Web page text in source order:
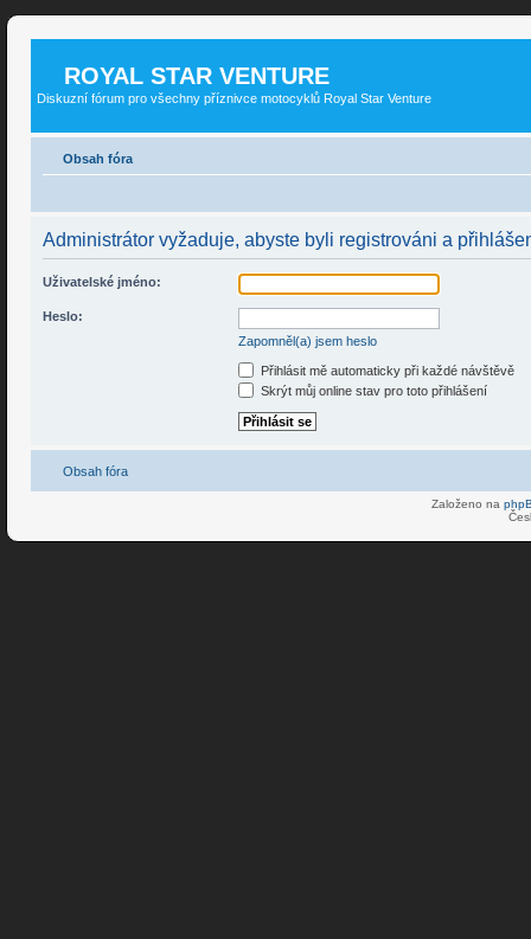
ROYAL STAR VENTURE
Diskuzní fórum pro všechny příznivce motocyklů Royal Star Venture
Obsah fóra
Administrátor vyžaduje, abyste byli registrováni a
Uživatelské jméno:
Heslo:
Zapomněl(a) jsem heslo
Přihlásit mě automaticky při každé návštěvě
Skrýt můj online stav pro toto přihlášení
Obsah fóra
Založeno na